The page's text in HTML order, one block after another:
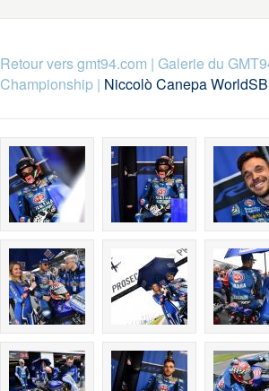
Retour vers gmt94.com | Galerie du
Championship| Niccolò Canepa